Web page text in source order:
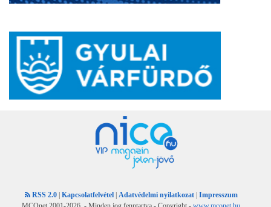
RSS 2.0 | Kapcsolatfelvétel | Adatvédelmi nyilatkozat | Impresszum